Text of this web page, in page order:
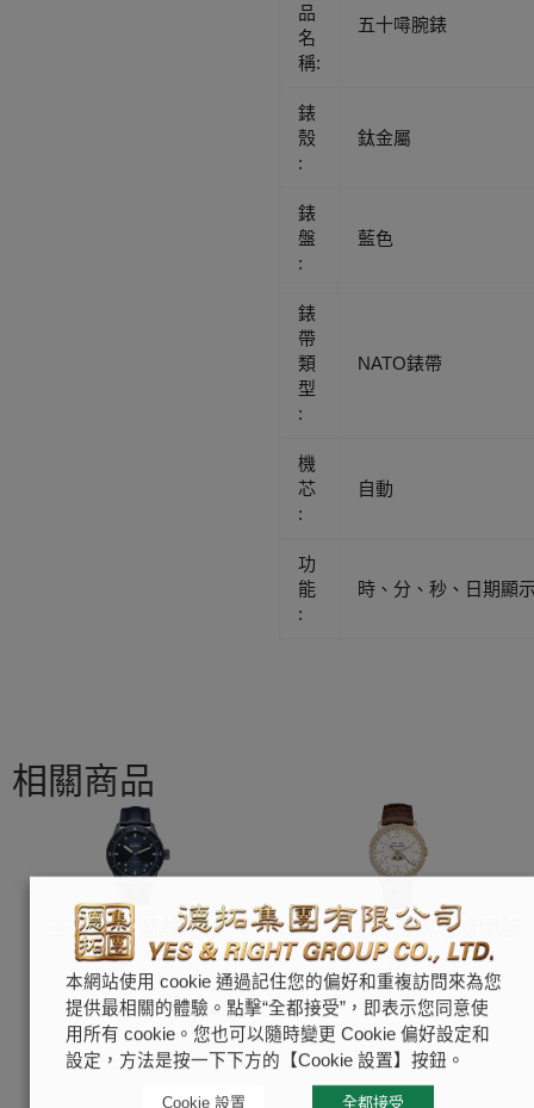
品
名
稱:
五十噚腕錶
錶
殼
:
鈦金屬
錶
盤
:
藍色
錶
帶
類
型
:
NATO錶帶
機
芯
:
自動
功
能
:
時、分、秒、日期顯
相關商品
五十噚深潛器腕錶
BLANCPAIN
Villeret 全日曆兩地時間腕
錶
BLANCPAIN
本網站使用 cookie 通過記住您的偏好和重複訪問來為您
提供最相關的體驗。點擊“全都接受”，即表示您同意使
用所有 cookie。您也可以隨時變更 Cookie 偏好設定和
設定，方法是按一下下方的【Cookie 設置】按鈕。
Cookie 設置 全都接受